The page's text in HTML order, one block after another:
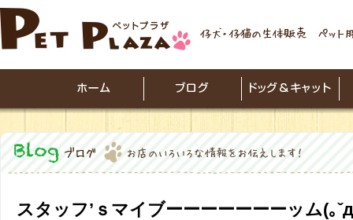
スタッフ’ｓマイブーーーーーーーッム(｡